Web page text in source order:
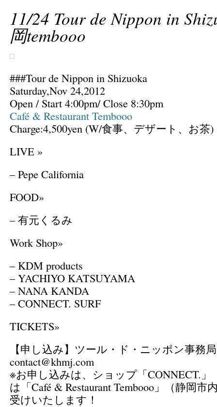
11/24 Tour de Nippon in
岡tembooo
###Tour de Nippon in Shizuoka
Saturday,Nov 24,2012
Open / Start 4:00pm/ Close 8:30pm
Café & Restaurant Tembooo
Charge:4,500yen (W/食事、デザート、お茶)
LIVE »
– Pepe California
FOOD»
– 有元くるみ
Work Shop»
– KDM products
– YACHIYO KATSUYAMA
– NANA KANDA
– CONNECT. SURF
TICKETS»
【申し込み】ツール・ド・ニッポン事務局
contact@khmj.com
※お申し込みは、ショップ「CONNECT.」
は「Café & Restaurant Tembooo」（静岡市
受けいたします！